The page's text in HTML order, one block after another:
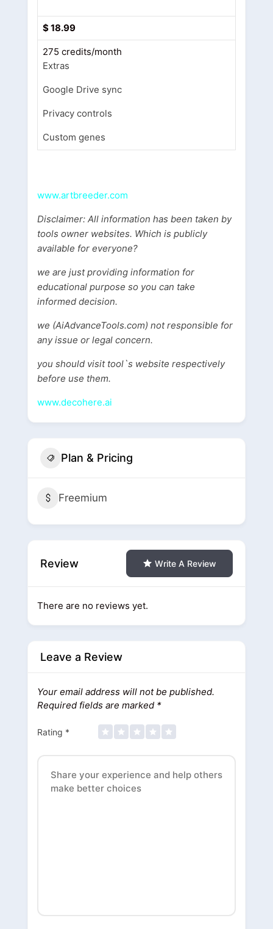
$18.99
275 credits/month
Extras
Google Drive sync
Privacy controls
Custom genes
www.artbreeder.com
Disclaimer: All information has been taken by
tools owner websites. Which is publicly
available for everyone?
we are just providing information for
educational purpose so you can take
informed decision.
we (AiAdvanceTools.com) not responsible for
any issue or legal concern.
you should visit tool`s website respectively
before use them.
www.decohere.ai
Plan & Pricing
Freemium
Review Write A Review
There are no reviews yet.
Leave a Review
Your email address will not be published.
Required fields are marked *
Rating *